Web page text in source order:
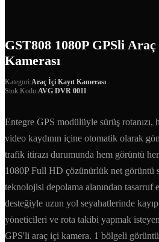
GST808 1080P GPSli
Kamerası
Kategori:Araç İçi Kayıt Kamerası
Stok Kodu:AVG DVR 0011
Entegre GPS modülüyle sürüş rotanızı,
video kaydının içine otomatik olarak
trafik itirazı durumunda hem görüntü
1080P Full HD çözünürlük net görüntü
teknolojisi depolama alanından tasarruf
desteğiyle uzun yol seyahatlerinde
yöneticileri ve rota takibi yapmak
GPS'li araç içi kamera. 1 bölgeli görüntü